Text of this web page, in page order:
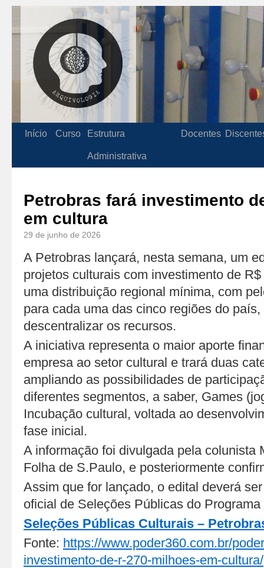
Início Curso Estrutura
Administrativa
Docentes
Petrobras fará investimento
em cultura
29 de junho de 2026
A Petrobras lançará, nesta semana, um
projetos culturais com investimento de
uma distribuição regional mínima, com
para cada uma das cinco regiões do
descentralizar os recursos.
A iniciativa representa o maior aporte
empresa ao setor cultural e trará duas
ampliando as possibilidades de
diferentes segmentos, a saber, Games
Incubação cultural, voltada ao
fase inicial.
A informação foi divulgada pela colunista
Folha de S.Paulo, e posteriormente
Assim que for lançado, o edital deverá
oficial de Seleções Públicas do
Seleções Públicas Culturais –
Fonte: https://www.poder360.com.br/
investimento-de-r-270-milhoes-em-cultura/